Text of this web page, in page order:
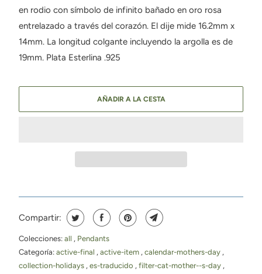
en rodio con símbolo de infinito bañado en oro rosa
entrelazado a través del corazón. El dije mide 16.2mm x
14mm. La longitud colgante incluyendo la argolla es de
19mm. Plata Esterlina .925
AÑADIR A LA CESTA
Compartir:
Colecciones: all , Pendants
Categoría: active-final , active-item , calendar-mothers-day ,
collection-holidays , es-traducido , filter-cat-mother--s-day ,